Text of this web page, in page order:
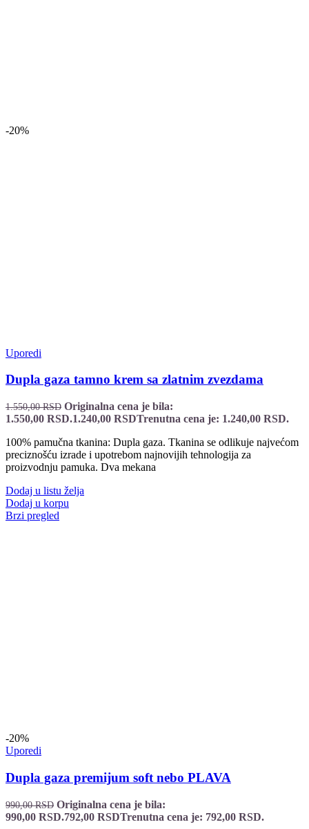
-20%
Uporedi
Dupla gaza tamno krem sa zlatnim zvezdama
1.550,00RSD Originalna cena je bila:
1.550,00 RSD.1.240,00 RSDTrenutna cena je: 1.240,00 RSD.
100% pamučna tkanina: Dupla gaza. Tkanina se odlikuje najvećom
preciznošću izrade i upotrebom najnovijih tehnologija za
proizvodnju pamuka. Dva mekana
Dodaj u listu želja
Dodaj u korpu
Brzi pregled
-20%
Uporedi
Dupla gaza premijum soft nebo PLAVA
990,00RSD Originalna cena je bila:
990,00 RSD.792,00 RSDTrenutna cena je: 792,00 RSD.